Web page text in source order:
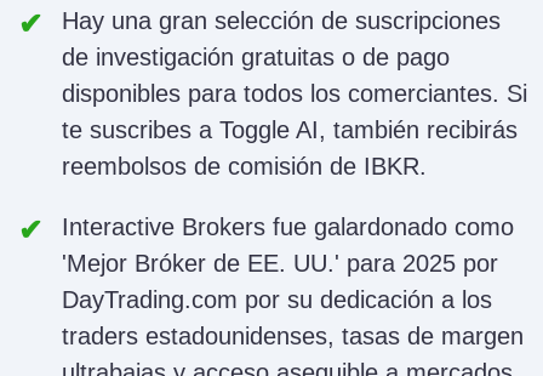
Hay una gran selección de suscripciones
de investigación gratuitas o de pago
disponibles para todos los comerciantes. Si
te suscribes a Toggle AI, también recibirás
reembolsos de comisión de IBKR.
Interactive Brokers fue galardonado como
'Mejor Bróker de EE. UU.' para 2025 por
DayTrading.com por su dedicación a los
traders estadounidenses, tasas de margen